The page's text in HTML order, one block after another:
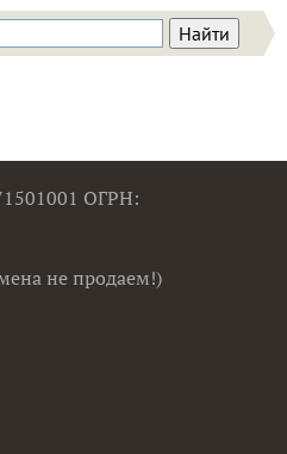
ОГРН:
не продаем!)